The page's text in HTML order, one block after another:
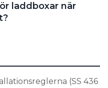
laddboxar när
(SS 436